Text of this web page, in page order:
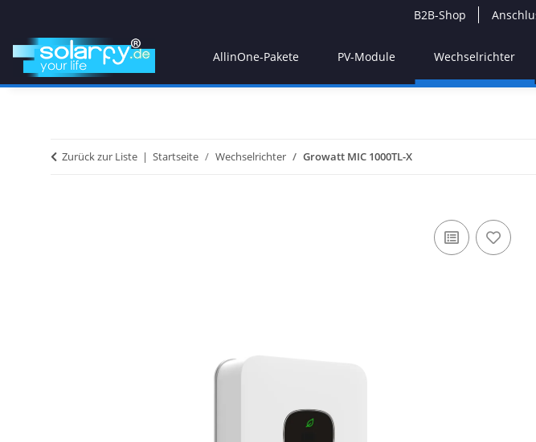
B2B-Shop
AllinOne-Pakete PV-Module Wechselrichter
Zurück zur Liste Startseite Wechselrichter Growatt MIC 1000TL-X